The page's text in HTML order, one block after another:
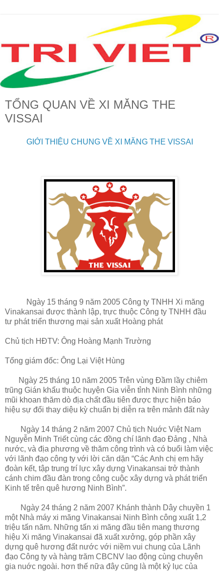
TỔNG QUAN VỀ XI MĂNG THE
VISSAI
GIỚI THIỆU CHUNG VỀ XI MĂNG THE VISSAI
Ngày 15 tháng 9 năm 2005 Công ty TNHH Xi măng
Vinakansai được thành lập, trực thuộc Công ty TNHH đầu
tư phát triển thương mại sản xuất Hoàng phát
Chủ tịch HĐTV: Ông Hoàng Mạnh Trường
Tổng giám đốc: Ông Lại Việt Hùng
Ngày 25 tháng 10 năm 2005 Trên vùng Đầm lầy chiêm
trũng Gián khẩu thuộc huyện Gia viễn tỉnh Ninh Bình những
mũi khoan thăm dò địa chất đầu tiên được thực hiện báo
hiệu sự đổi thay diệu kỳ chuẩn bị diễn ra trên mảnh đất này
Ngày 14 tháng 2 năm 2007 Chủ tịch Nuớc Việt Nam
Nguyễn Minh Triết cùng các đồng chí lãnh đạo Đảng , Nhà
nước, và địa phương về thăm công trình và có buổi làm việc
với lãnh đạo công ty với lời căn dặn “Các Anh chị em hãy
đoàn kết, tập trung trí lực xây dựng Vinakansai trở thành
cánh chim đầu đàn trong công cuộc xây dựng và phát triển
Kinh tế trên quê hương Ninh Bình”.
Ngày 24 tháng 2 năm 2007 Khánh thành Dây chuyền 1
một Nhà máy xi măng Vinakansai Ninh Bình công xuất 1,2
triệu tấn năm. Những tấn xi măng đầu tiên mang thương
hiệu Xi măng Vinakansai đã xuất xưởng, góp phần xây
dựng quê hương đất nước với niềm vui chung của Lãnh
đạo Công ty và hàng trăm CBCNV lao động cùng chuyên
gia nuớc ngoài. hơn thế nữa đây cũng là một kỷ lục của